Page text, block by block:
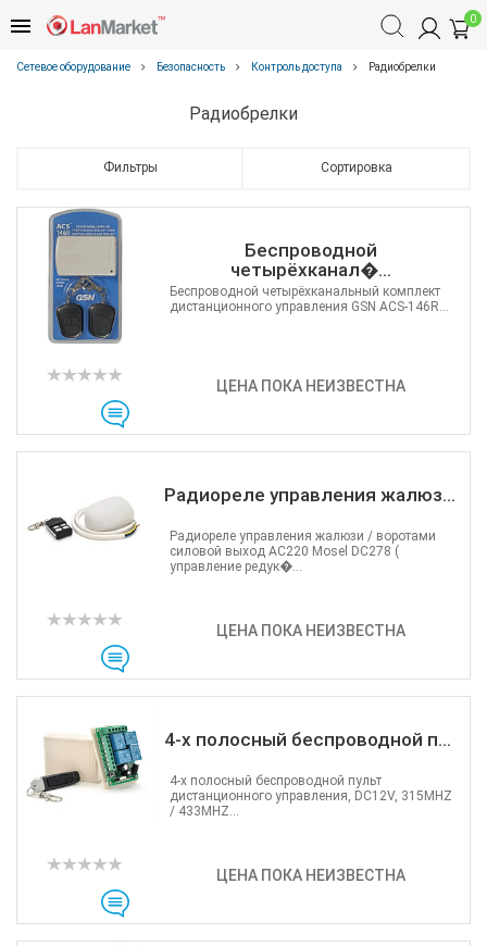
0
Сетевое оборудование Безопасность Контроль доступа Радиобрелки
Радиобрелки
Фильтры Сортировка
Беспроводной
четырёхканал�...
ЦЕНА ПОКА НЕИЗВЕСТНА
Беспроводной четырёхканальный комплект
дистанционного управления GSN ACS-146R...
Радиореле управления жалюз...
ЦЕНА ПОКА НЕИЗВЕСТНА
Радиореле управления жалюзи / воротами
силовой выход AC220 Mosel DC278 (
управление редук�...
4-х полосный беспроводной п...
ЦЕНА ПОКА НЕИЗВЕСТНА
4-х полосный беспроводной пульт
дистанционного управления, DC12V, 315MHZ
/ 433MHZ...